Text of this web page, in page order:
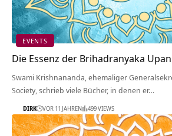
EVENTS
Die Essenz der Brihadranyaka
Swami Krishnananda, ehemaliger
Society, schrieb viele Bücher, in denen er…
DIRK VOR 11 JAHREN 499 VIEWS